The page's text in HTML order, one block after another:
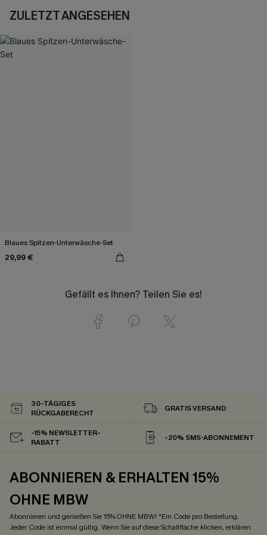
ZULETZT ANGESEHEN
Blaues Spitzen-Unterwäsche-Set
29,99 €
Gefällt es Ihnen? Teilen Sie es!
30-TÄGIGES
RÜCKGABERECHT
GRATIS VERSAND
-15% NEWSLETTER-
RABATT
-20% SMS-ABONNEMENT
ABONNIEREN & ERHALTEN 15%
OHNE MBW
Abonnieren und genießen Sie 15% OHNE MBW! *Ein Code pro Bestellung.
Jeder Code ist einmal gültig. Wenn Sie auf diese Schaltfläche klicken, erklären